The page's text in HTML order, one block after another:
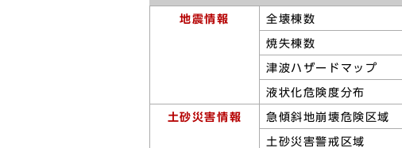
地震情報 全壊棟数
焼失棟数
津波ハザードマップ
液状化危険度分布
土砂災害情報 急傾斜地崩壊危険区域
土砂災害警戒区域